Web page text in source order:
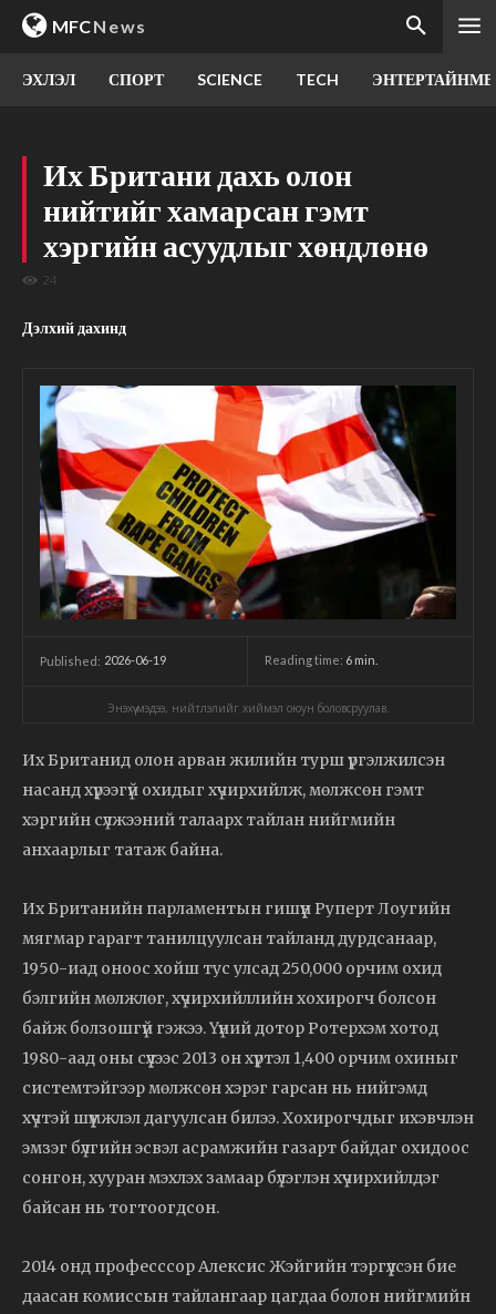
MFCNews
ЭХЛЭЛ СПОРТ SCIENCE TECH
Их Британи дахь олон
нийтийг хамарсан гэмт
хэргийн асуудлыг хөндлөнө
24
Дэлхий дахинд
Published: 2026-06-19 Reading time: 6 min.
Энэхүү мэдээ, нийтлэлийг хиймэл оюун боловсруулав.
Их Британид олон арван жилийн турш үргэлжилсэн
насанд хүрээгүй охидыг хүчирхийлж, мөлжсөн гэмт
хэргийн сүлжээний талаарх тайлан нийгмийн
анхаарлыг татаж байна.
Их Британийн парламентын гишүүн Руперт Лоугийн
мягмар гарагт танилцуулсан тайланд дурдсанаар,
1950-иад оноос хойш тус улсад 250,000 орчим охид
бэлгийн мөлжлөг, хүчирхийллийн хохирогч болсон
байж болзошгүй гэжээ. Үүний дотор Ротерхэм хотод
1980-аад оны сүүлээс 2013 он хүртэл 1,400 орчим охиныг
системтэйгээр мөлжсөн хэрэг гарсан нь нийгэмд
хүчтэй шүүмжлэл дагуулсан билээ. Хохирогчдыг ихэвчлэн
эмзэг бүлгийн эсвэл асрамжийн газарт байдаг охидоос
сонгон, хууран мэхлэх замаар бүлэглэн хүчирхийлдэг
байсан нь тогтоогдсон.
2014 онд професссор Алексис Жэйгийн тэргүүлсэн бие
даасан комиссын тайлангаар цагдаа болон нийгмийн